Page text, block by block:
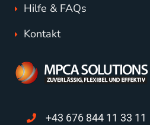
Hilfe & FAQs
Kontakt
+43 676 844 11 33 11